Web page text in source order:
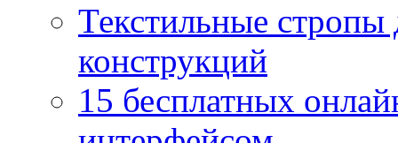
Текстильные
конструкций
15 бесплатных